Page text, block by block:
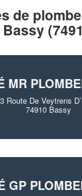
de
MR
Route De Veytrens
74910 Bassy
GP
Vous
votre
tout
clients
En